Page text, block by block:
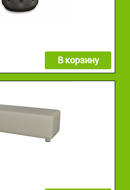
В корзину